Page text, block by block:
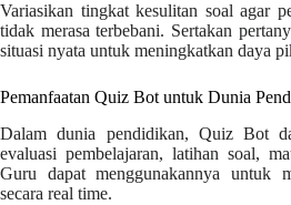
Variasikan tingkat kesulitan soal agar
tidak merasa terbebani. Sertakan
situasi nyata untuk meningkatkan daya
Pemanfaatan Quiz Bot untuk Dunia
Dalam dunia pendidikan, Quiz Bot
evaluasi pembelajaran, latihan soal,
Guru dapat menggunakannya untuk
secara real time.